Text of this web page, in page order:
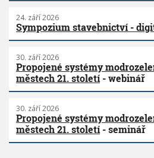
24. září 2026
Sympozium stavebnictví -
30. září 2026
Propojené systémy
městech 21. století- webinář
30. září 2026
Propojené systémy
městech 21. století- seminář